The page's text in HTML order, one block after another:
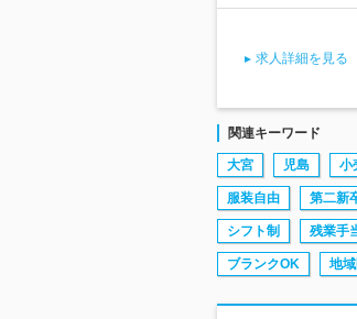
求人詳細を見る
関連キーワード
大宮 児島 小
服装自由 第二新
シフト制 残業手
ブランクOK 地